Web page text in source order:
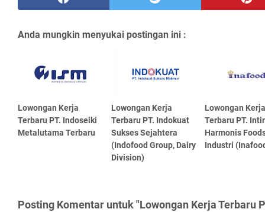
Anda mungkin menyukai postingan ini :
Lowongan Kerja
Terbaru PT. Indoseiki
Metalutama Terbaru
Lowongan Kerja
Terbaru PT. Indokuat
Sukses Sejahtera
(Indofood Group, Dairy
Division)
Lowongan Kerja
Terbaru PT.
Harmonis
Industri
Posting Komentar untuk "Lowongan Kerja Terbaru